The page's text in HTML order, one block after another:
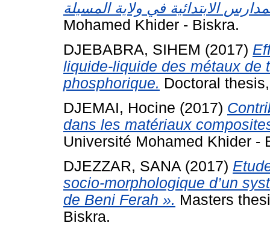
Mohamed Khider - Biskra.
DJEBABRA, SIHEM (2017)
liquide-liquide des métaux de
phosphorique. Doctoral
DJEMAI, Hocine (2017)
dans les matériaux
Université Mohamed Khider -
DJEZZAR, SANA (2017)
socio-morphologique d’un
de Beni Ferah ». Masters
Biskra.